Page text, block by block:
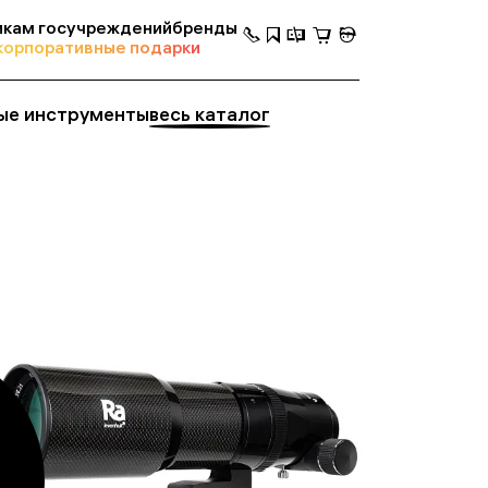
госучрежденийбренды
подарки
инструментывесь каталог